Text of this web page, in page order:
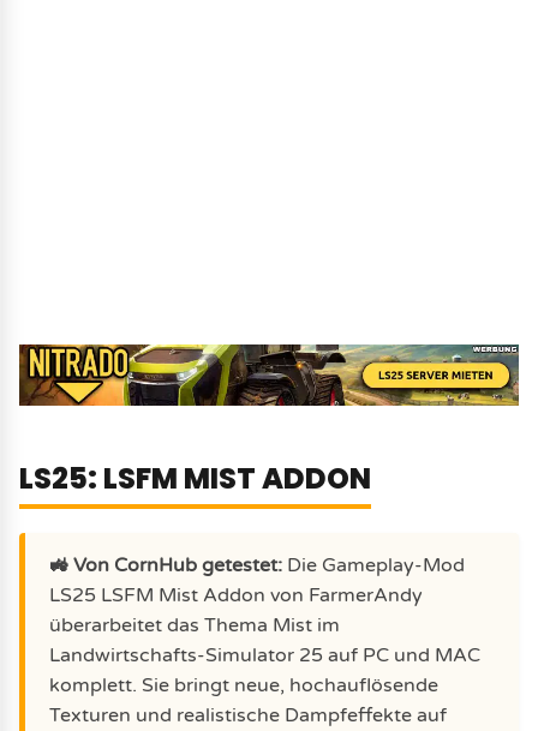
LS25: LSFM MIST ADDON
🚜 Von CornHub getestet: Die Gameplay-Mod
LS25 LSFM Mist Addon von FarmerAndy
überarbeitet das Thema Mist im
Landwirtschafts-Simulator 25 auf PC und MAC
komplett. Sie bringt neue, hochauflösende
Texturen und realistische Dampfeffekte auf